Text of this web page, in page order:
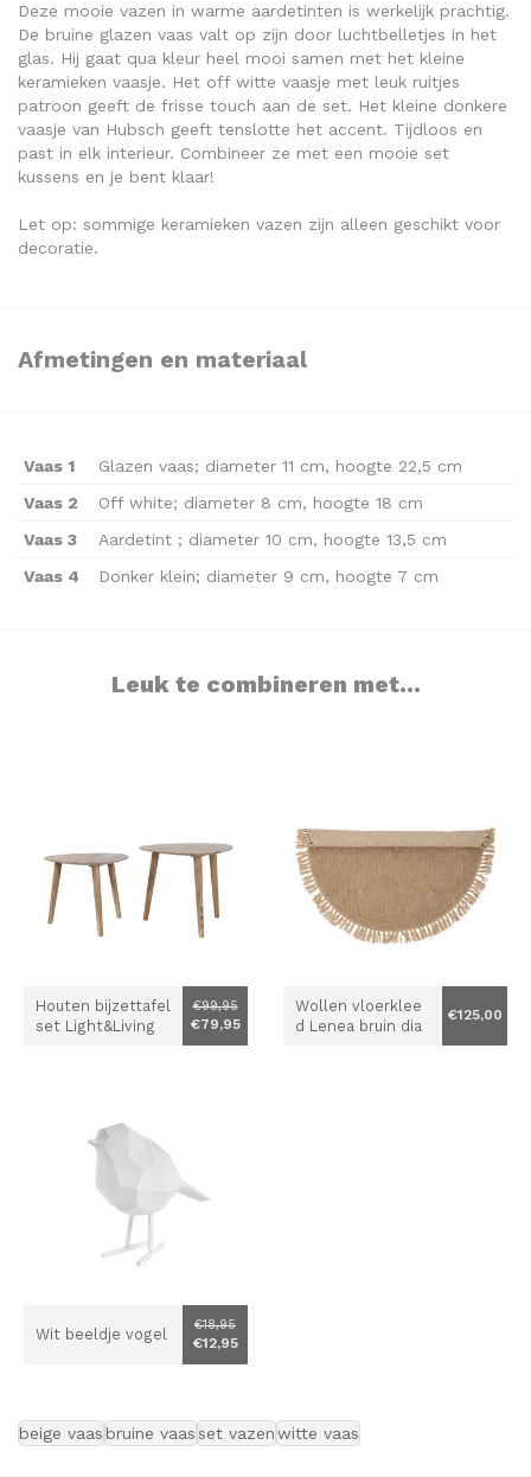
Deze mooie vazen in warme aardetinten is werkelijk prachtig.
De bruine glazen vaas valt op zijn door luchtbelletjes in het
glas. Hij gaat qua kleur heel mooi samen met het kleine
keramieken vaasje. Het off witte vaasje met leuk ruitjes
patroon geeft de frisse touch aan de set. Het kleine donkere
vaasje van Hubsch geeft tenslotte het accent. Tijdloos en
past in elk interieur. Combineer ze met een mooie set
kussens en je bent klaar!
Let op: sommige keramieken vazen zijn alleen geschikt voor
decoratie.
Afmetingen en materiaal
Vaas 1
Glazen vaas; diameter 11 cm, hoogte 22,5 cm
Vaas 2
Off white; diameter 8 cm, hoogte 18 cm
Vaas 3
Aardetint ; diameter 10 cm, hoogte 13,5 cm
Vaas 4
Donker klein; diameter 9 cm, hoogte 7 cm
Leuk te combineren met...
Houten bijzettafel
set Light&Living
€99,95
€79,95
Wollen vloerklee
d Lenea bruin dia
€125,00
Wit beeldje vogel
€18,95
€12,95
beige vaas bruine vaasset vazenwitte vaas